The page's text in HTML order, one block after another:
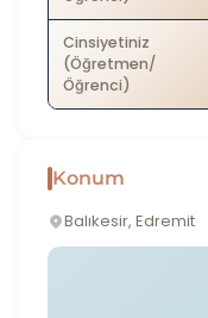
Cinsiyetiniz
(Öğretmen/
Öğrenci)
Konum
Balıkesir, Edremit